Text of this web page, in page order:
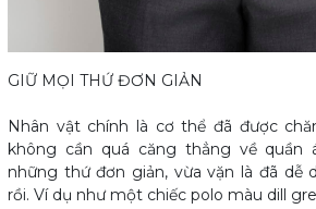
GIỮ MỌI THỨ ĐƠN GIẢN
Nhân vật chính là cơ thể đã được
không cần quá căng thẳng về quần
những thứ đơn giản, vừa vặn là đã dễ
rồi. Ví dụ như một chiếc polo màu dill